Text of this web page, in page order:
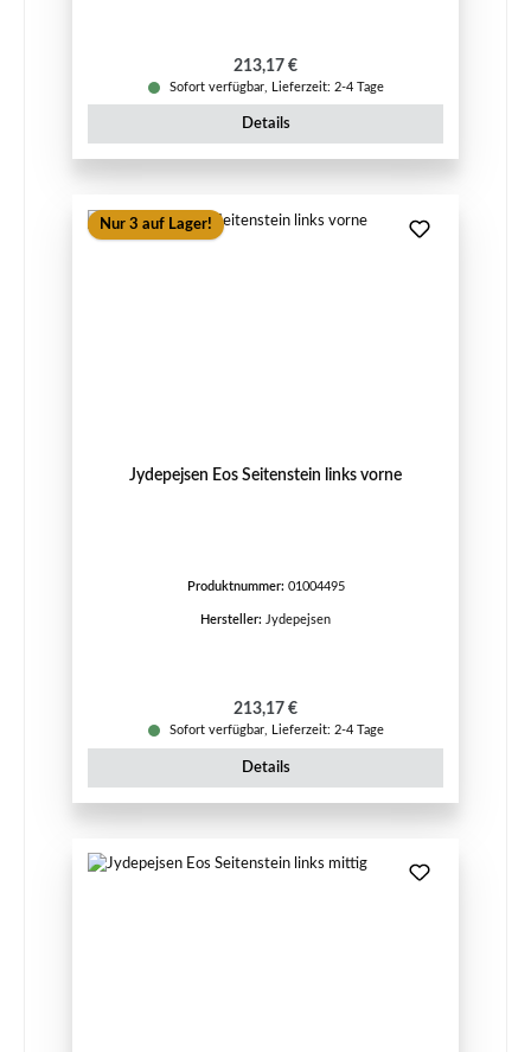
Regulärer Preis:
213,17 €
Sofort verfügbar, Lieferzeit: 2-4 Tage
Details
Nur 3 auf Lager!
Jydepejsen Eos Seitenstein links vorne
Produktnummer: 01004495
Hersteller: Jydepejsen
Regulärer Preis:
213,17 €
Sofort verfügbar, Lieferzeit: 2-4 Tage
Details